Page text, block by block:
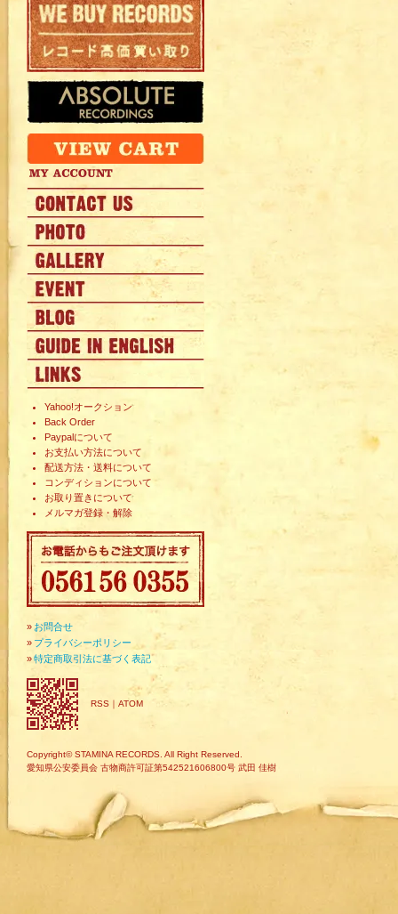
Yahoo!オークション
Back Order
Paypalについて
お支払い方法について
配送方法・送料について
コンディションについて
お取り置きについて
メルマガ登録・解除
» お問合せ
» プライバシーポリシー
»特定商取引法に基づく表記
RSS ｜ ATOM
Copyright© STAMINA RECORDS. All Right Reserved.
愛知県公安委員会 古物商許可証第542521606800号 武田 佳樹